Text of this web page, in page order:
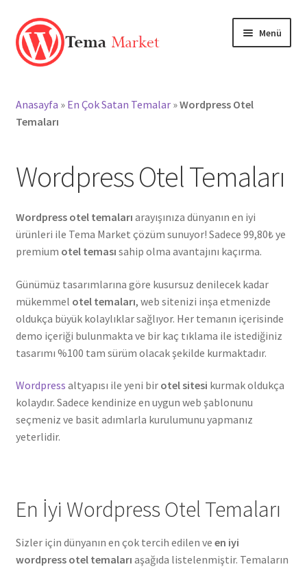
Dolaşıma
geç
İçeriğe
geç
Menü
Mağaza
Markalar
Blog
Anasayfa » En Çok Satan Temalar»Wordpress Otel
Temaları
Wordpress Otel Temaları
Wordpress otel temaları arayışınıza dünyanın en iyi
ürünleri ile Tema Market çözüm sunuyor! Sadece 99,80₺ ye
premium otel teması sahip olma avantajını kaçırma.
Günümüz tasarımlarına göre kusursuz denilecek kadar
mükemmel otel temaları, web sitenizi inşa etmenizde
oldukça büyük kolaylıklar sağlıyor. Her temanın içerisinde
demo içeriği bulunmakta ve bir kaç tıklama ile istediğiniz
tasarımı %100 tam sürüm olacak şekilde kurmaktadır.
Wordpress altyapısı ile yeni bir otel sitesi kurmak oldukça
kolaydır. Sadece kendinize en uygun web şablonunu
seçmeniz ve basit adımlarla kurulumunu yapmanız
yeterlidir.
En İyi Wordpress Otel Temaları
Sizler için dünyanın en çok tercih edilen ve en iyi
wordpress otel temaları aşağıda listelenmiştir. Temaların